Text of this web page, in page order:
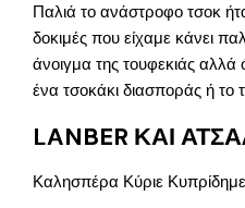
Παλιά το ανάστροφο τσοκ
δοκιμές που είχαμε κάνει
άνοιγμα της τουφεκιάς αλλά
ένα τσοκάκι διασποράς ή το
LANBER ΚΑΙ
Καλησπέρα Κύριε Κυπρίδημε